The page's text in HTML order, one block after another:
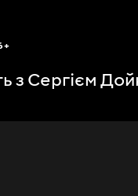
з Сергієм